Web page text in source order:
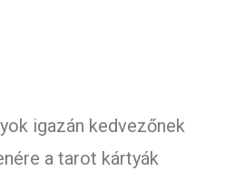
igazán kedvezőnek
a tarot kártyák